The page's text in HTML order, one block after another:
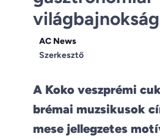
AC News
Szerkesztő
A Koko veszprémi
brémai muzsikusok
mese jellegzetes